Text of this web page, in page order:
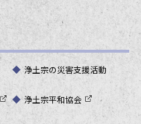
浄土宗の災害支援活動
浄土宗平和協会